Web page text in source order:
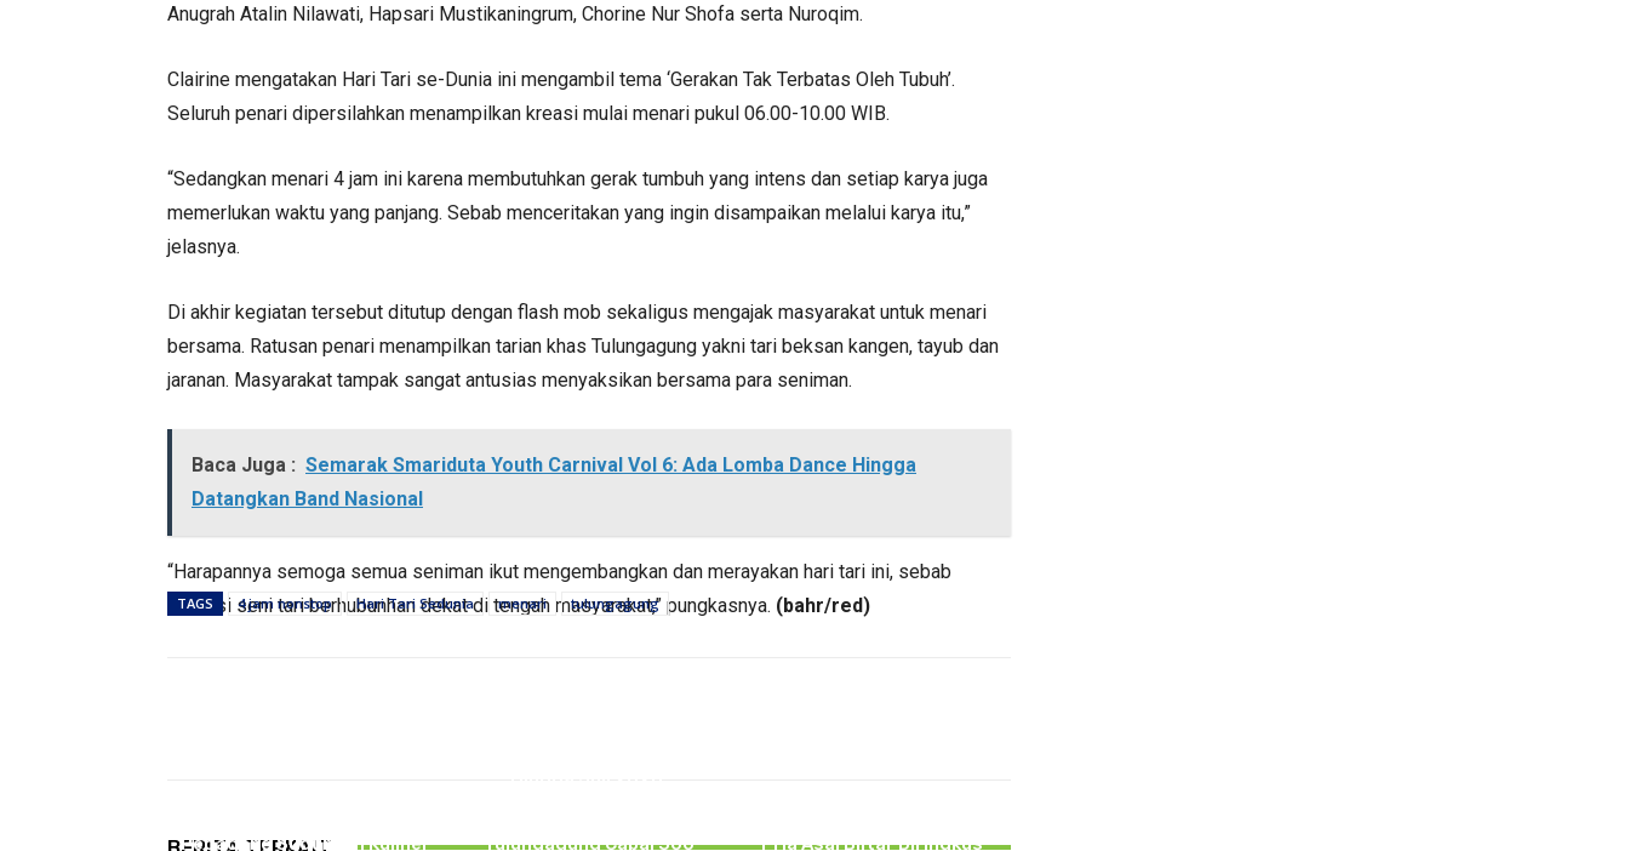
Anugrah Atalin Nilawati, Hapsari Mustikaningrum, Chorine Nur Shofa serta Nuroqim.
Clairine mengatakan Hari Tari se-Dunia ini mengambil tema ‘Gerakan Tak Terbatas Oleh Tubuh’.
Seluruh penari dipersilahkan menampilkan kreasi mulai menari pukul 06.00-10.00 WIB.
“Sedangkan menari 4 jam ini karena membutuhkan gerak tumbuh yang intens dan setiap karya juga
memerlukan waktu yang panjang. Sebab menceritakan yang ingin disampaikan melalui karya itu,”
jelasnya.
Di akhir kegiatan tersebut ditutup dengan flash mob sekaligus mengajak masyarakat untuk menari
bersama. Ratusan penari menampilkan tarian khas Tulungagung yakni tari beksan kangen, tayub dan
jaranan. Masyarakat tampak sangat antusias menyaksikan bersama para seniman.
Baca Juga : Semarak Smariduta Youth Carnival Vol 6: Ada Lomba Dance Hingga
Datangkan Band Nasional
“Harapannya semoga semua seniman ikut mengembangkan dan merayakan hari tari ini, sebab
potensi seni tari berhubunhan dekat di tengah masyarakat,” pungkasnya. (bahr/red)
TAGS 4 jam nonstop Hari Tari Sedunia menari tulungagung
Pedagang Suguhkan Kuliner
Tulungagung Capai 300
Pria Asal Blitar Diringkus